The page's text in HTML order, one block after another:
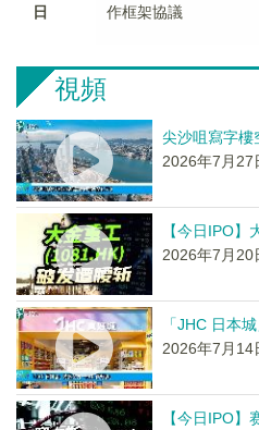
日
作框架協議
視頻
尖沙咀寫字樓
2026年7月27
【今日IPO
2026年7月20
「JHC 日本
2026年7月14
【今日IPO